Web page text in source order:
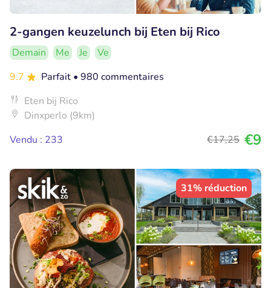
2-gangen keuzelunch bij Eten bij Rico
Demain Me Je
Ve
9.7
Parfait • 980 commentaires
Eten bij Rico
Dinxperlo (9km)
Vendu : 233
€17,25 €9
31% réduction